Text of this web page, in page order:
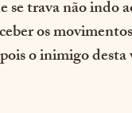
se trava não indo
os
o inimigo